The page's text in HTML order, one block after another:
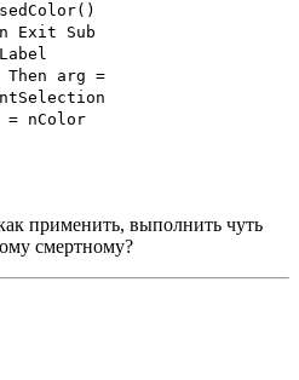
Exit Sub
arg =
nColor
применить, выполнить чуть
смертному?